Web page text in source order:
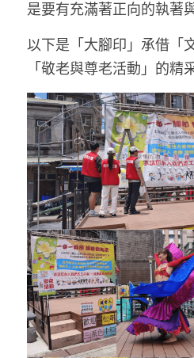
是要有充滿著正向的執著
以下是「大腳印」承借「
「敬老與尊老活動」的精